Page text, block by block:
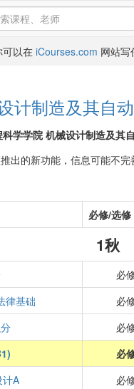
可以在 iCourses.com 网站写
计制造及其自
科学学院 机械设计制造及其
出的新功能，信息可能不
必修/选修
1秋
必
律基础 必
必
必
A 必